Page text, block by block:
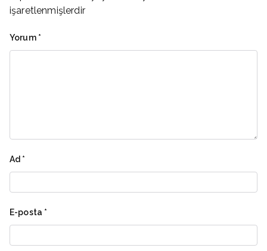
işaretlenmişlerdir
Yorum *
Ad *
E-posta *